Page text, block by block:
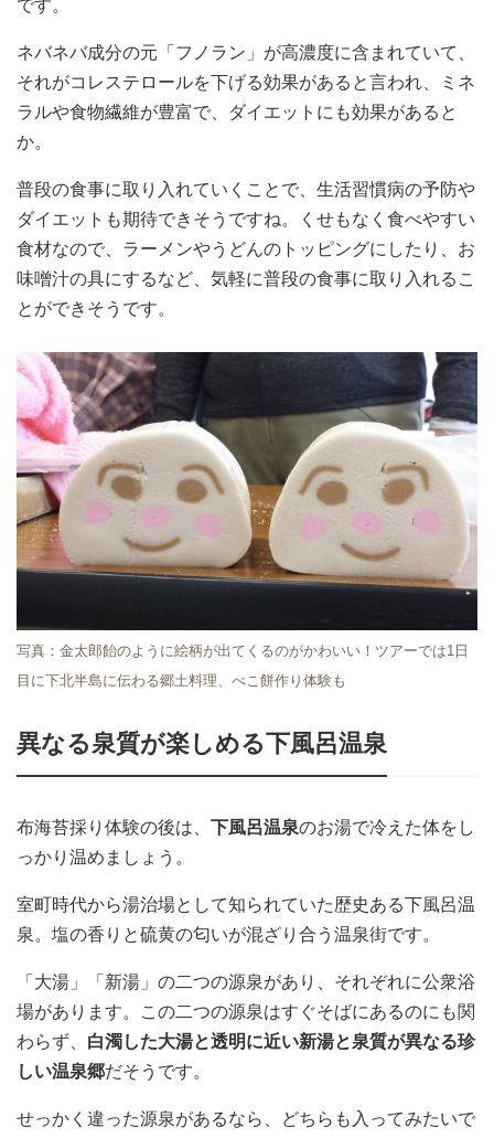
です。
ネバネバ成分の元「フノラン」が高濃度に含まれていて、
それがコレステロールを下げる効果があると言われ、ミネ
ラルや食物繊維が豊富で、ダイエットにも効果があると
か。
普段の食事に取り入れていくことで、生活習慣病の予防や
ダイエットも期待できそうですね。くせもなく食べやすい
食材なので、ラーメンやうどんのトッピングにしたり、お
味噌汁の具にするなど、気軽に普段の食事に取り入れるこ
とができそうです。
写真：金太郎飴のように絵柄が出てくるのがかわいい！ツアーでは1日
目に下北半島に伝わる郷土料理、べこ餅作り体験も
異なる泉質が楽しめる下風呂温泉
布海苔採り体験の後は、 下風呂温泉のお湯で冷えた体をし
っかり温めましょう。
室町時代から湯治場として知られていた歴史ある下風呂温
泉。塩の香りと硫黄の匂いが混ざり合う温泉街です。
「大湯」「新湯」の二つの源泉があり、それぞれに公衆浴
場があります。この二つの源泉はすぐそばにあるのにも関
わらず、 白濁した大湯と透明に近い新湯と泉質が異なる珍
しい温泉郷だそうです。
せっかく違った源泉があるなら、どちらも入ってみたいで